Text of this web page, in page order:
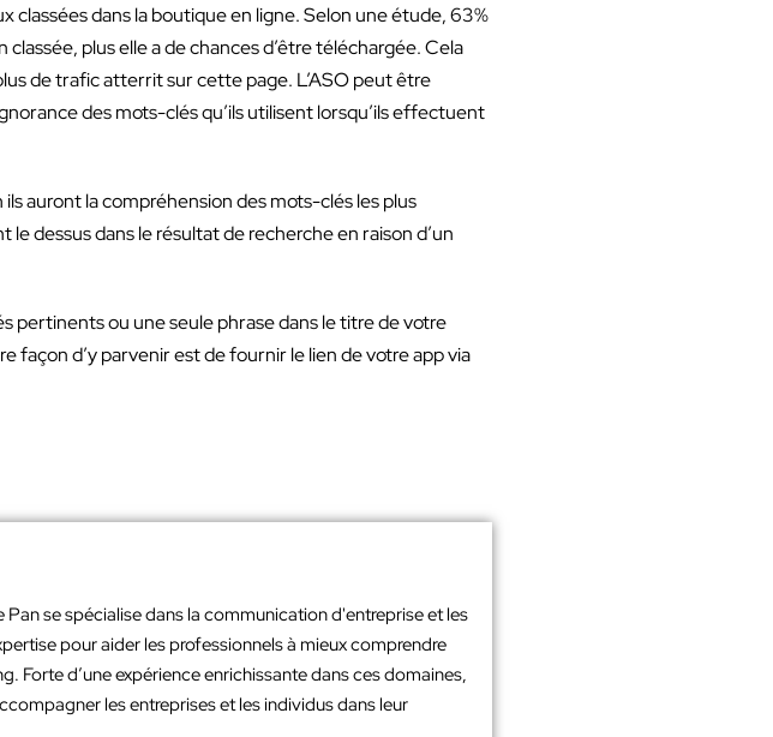
classées dans la boutique en ligne. Selon une étude, 63%
plus elle a de chances d’être téléchargée. Cela
de trafic atterrit sur cette page. L’ASO peut être
des mots-clés qu’ils utilisent lorsqu’ils effectuent
auront la compréhension des mots-clés les plus
dessus dans le résultat de recherche en raison d’un
pertinents ou une seule phrase dans le titre de votre
façon d’y parvenir est de fournir le lien de votre app via
se spécialise dans la communication d'entreprise et les
pour aider les professionnels à mieux comprendre
Forte d’une expérience enrichissante dans ces domaines,
les entreprises et les individus dans leur